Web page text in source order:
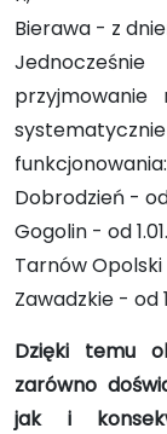
Bierawa - z
funkcjonowania:
Dobrodzień - od
Gogolin - od
Tarnów Opolski
Zawadzkie - od
Dzięki temu
zarówno
jak i